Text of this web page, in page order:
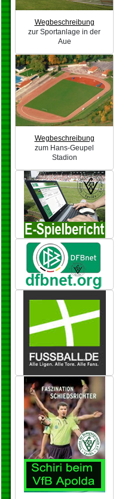
Wegbeschreibung
zur Sportanlage in der
Aue
Wegbeschreibung
zum Hans-Geupel
Stadion